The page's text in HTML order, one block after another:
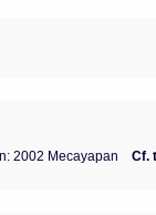
2002 Mecayapan Cf.